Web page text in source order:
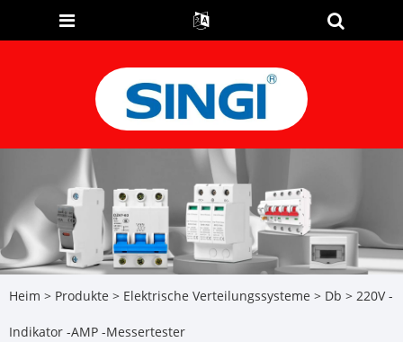
Heim > Produkte > Elektrische Verteilungssysteme > Db > 220V -
Indikator -AMP -Messertester